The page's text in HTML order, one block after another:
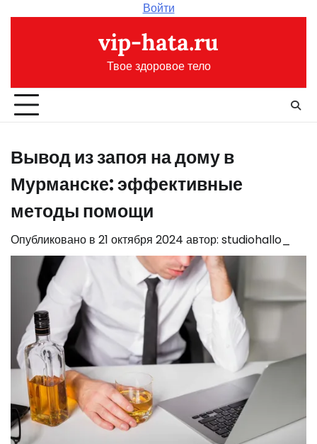
Войти
vip-hata.ru
Твое здоровое тело
Вывод из запоя на дому в
Мурманске: эффективные
методы помощи
Опубликовано в 21 октября 2024 автор: studiohallo_